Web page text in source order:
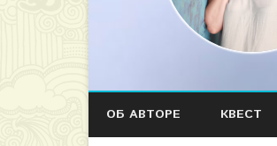
ОБ АВТОРЕ КВЕСТ